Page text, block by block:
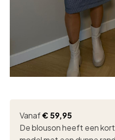
Vanaf€ 59,95
De blouson heeft een